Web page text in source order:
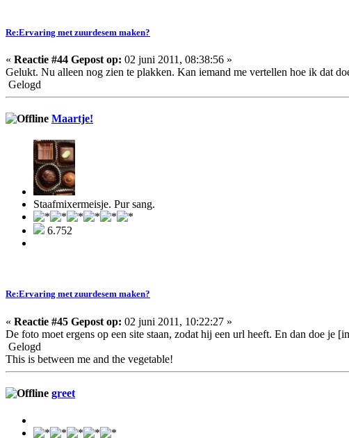
Re:Ervaring met zuurdesem maken?
« Reactie #44 Gepost op: 02 juni 2011, 08:38:56 »
Gelukt. Nu alleen nog zien te plakken. Kan iemand me vertellen hoe ik dat
Gelogd
Maartje!
Staafmixermeisje. Pur sang.
6.752
Re:Ervaring met zuurdesem maken?
« Reactie #45 Gepost op: 02 juni 2011, 10:22:27 »
De foto moet ergens op een site staan, zodat hij een url heeft. En dan doe je
Gelogd
This is between me and the vegetable!
greet